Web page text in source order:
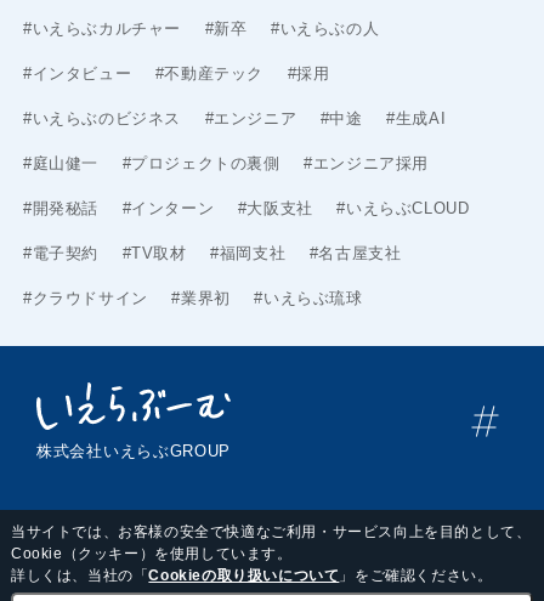
#いえらぶカルチャー #新卒 #いえらぶの人
#インタビュー #不動産テック #採用
#いえらぶのビジネス #エンジニア #中途 #生成AI
#庭山健一 #プロジェクトの裏側 #エンジニア採用
#開発秘話 #インターン #大阪支社 #いえらぶCLOUD
#電子契約 #TV取材 #福岡支社 #名古屋支社
#クラウドサイン #業界初 #いえらぶ琉球
株式会社いえらぶGROUP
当サイトでは、お客様の安全で快適なご利用・サービス向上を目的として、
Cookie（クッキー）を使用しています。
詳しくは、当社の「Cookieの取り扱いについて 」をご確認ください。